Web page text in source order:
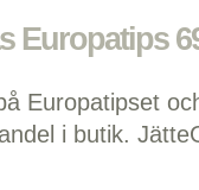
Europatips
Europatipset
i butik.